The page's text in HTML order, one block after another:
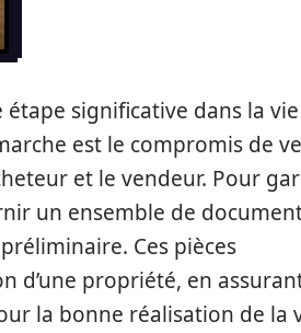
significative dans la vie
est le compromis de
et le vendeur. Pour
un ensemble de
Ces pièces
d’une propriété, en
la bonne réalisation de la